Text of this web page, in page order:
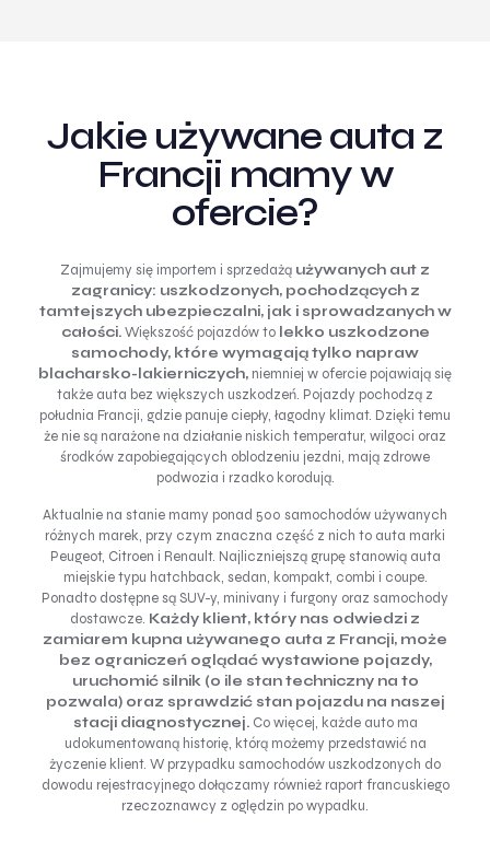
Jakie używane auta z
Francji mamy w
ofercie?
Zajmujemy się importem i sprzedażą używanych aut z
zagranicy: uszkodzonych, pochodzących z
tamtejszych ubezpieczalni, jak i sprowadzanych w
całości.Większość pojazdów to lekko uszkodzone
samochody, które wymagają tylko napraw
blacharsko-lakierniczych, niemniej w ofercie pojawiają się
także auta bez większych uszkodzeń. Pojazdy pochodzą z
południa Francji, gdzie panuje ciepły, łagodny klimat. Dzięki temu
że nie są narażone na działanie niskich temperatur, wilgoci oraz
środków zapobiegających oblodzeniu jezdni, mają zdrowe
podwozia i rzadko korodują.
Aktualnie na stanie mamy ponad 500 samochodów używanych
różnych marek, przy czym znaczna część z nich to auta marki
Peugeot, Citroen i Renault. Najliczniejszą grupę stanowią auta
miejskie typu hatchback, sedan, kompakt, combi i coupe.
Ponadto dostępne są SUV-y, minivany i furgony oraz samochody
dostawcze. Każdy klient, który nas odwiedzi z
zamiarem kupna używanego auta z Francji, może
bez ograniczeń oglądać wystawione pojazdy,
uruchomić silnik (o ile stan techniczny na to
pozwala) oraz sprawdzić stan pojazdu na naszej
stacji diagnostycznej.Co więcej, każde auto ma
udokumentowaną historię, którą możemy przedstawić na
życzenie klient. W przypadku samochodów uszkodzonych do
dowodu rejestracyjnego dołączamy również raport francuskiego
rzeczoznawcy z oględzin po wypadku.